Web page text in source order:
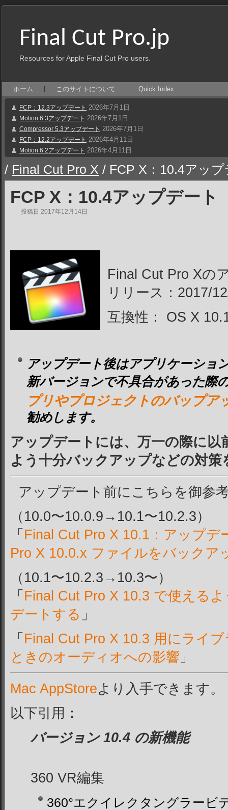
Final Cut Pro.jp
Resources for Apple Final Cut Pro users.
ホーム このサイトについて Quick Index
FCP：12.3アップデート 2026年7月1日
Motion 6.3アップデート 2026年7月1日
Compressor 5.3アップデート 2026年7月1日
FCP：12.2アップデート 2026年4月11日
Motion 6.2アップデート 2026年4月11日
/ Final Cut Pro X / FCP X：10.4アッ
FCP X：10.4アップデート
投稿日 2017年12月14日
Final Cut Pro Xの
リリース：2017/
互換性： OS X
アップデート後はアプリケーショ
新バージョンで不具合があった際
プリやプロジェクトのバップア
勧めします。
アップデートには、万一の際に
よう十分バックアップなどの対
アップデート前にこちらを御参
（10.0〜10.0.9→10.1〜10.2.3）
「 Final Cut Pro X 10.1：アップデ
Pro X 10.0.x ファイルをバックア
（10.1〜10.2.3→10.3〜）
「 Final Cut Pro X 10.3 で使える
デートする 」
「 Final Cut Pro X 10.3 用にライ
ときのオーディオへの影響 」
Mac AppStoreより入手できます。
以下引用：
バージョン 10.4 の新機能
360 VR編集
360°エクイレクタングラービ